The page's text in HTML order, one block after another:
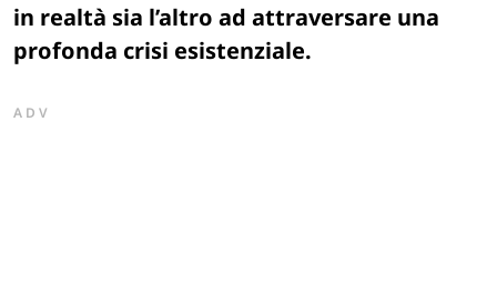
in realtà sia l’altro ad attraversare una
profonda crisi esistenziale.
ADV